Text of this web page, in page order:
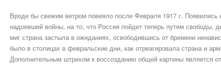
Вроде бы свежим ветром повеяло после Февраля 1917 г.
надоевшей войны, на то, что Россия пойдет теперь путем свободы,
миг страна застыла в ожиданиях, освободившись от бремени
было в столицах в февральские дни, как отреагировала страна и
Дополнительным штрихом к воссозданию общей картины является